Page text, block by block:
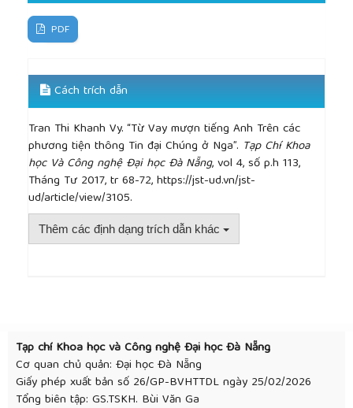
PDF
Cách trích dẫn
Tran Thi Khanh Vy. “Từ Vay mượn tiếng Anh Trên các
phương tiện thông Tin đại Chúng ở Nga”. Tạp Chí Khoa
học Và Công nghệ Đại học Đà Nẵng, vol 4, số p.h 113,
Tháng Tư 2017, tr 68-72, https://jst-ud.vn/jst-
ud/article/view/3105.
Thêm các định dạng trích dẫn khác
Tạp chí Khoa học và Công nghệ Đại học Đà Nẵng
Cơ quan chủ quản: Đại học Đà Nẵng
Giấy phép xuất bản số 26/GP-BVHTTDL ngày 25/02/2026
Tổng biên tập: GS.TSKH. Bùi Văn Ga